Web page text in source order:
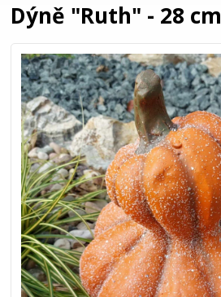
Dýně "Ruth" - 28 cm